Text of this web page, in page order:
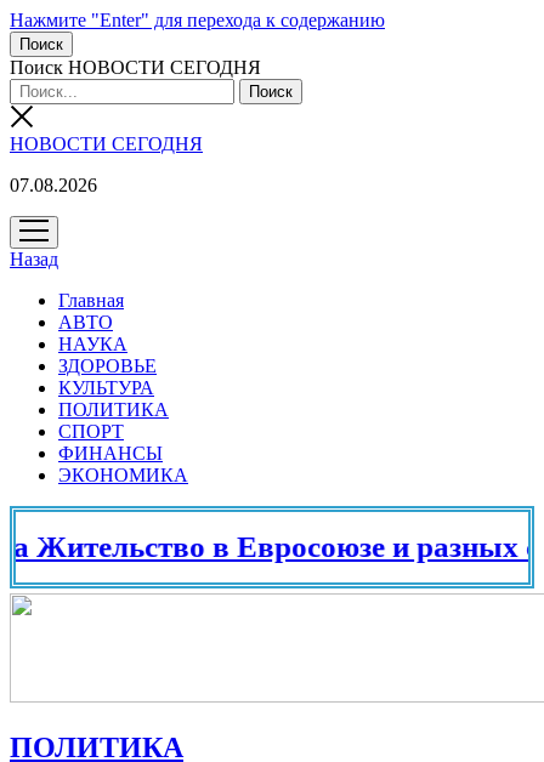
Нажмите "Enter" для перехода к содержанию
Поиск
Поиск НОВОСТИ СЕГОДНЯ
НОВОСТИ СЕГОДНЯ
07.08.2026
открыть
меню
Назад
Главная
АВТО
НАУКА
ЗДОРОВЬЕ
КУЛЬТУРА
ПОЛИТИКА
СПОРТ
ФИНАНСЫ
ЭКОНОМИКА
в Евросоюзе и разных
ПОЛИТИКА